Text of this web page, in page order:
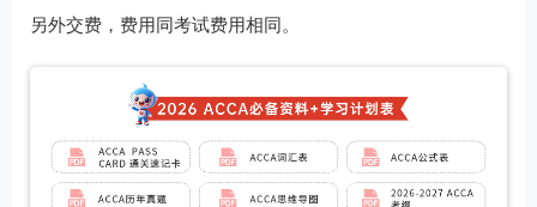
另外交费，费用同考试费用相同。